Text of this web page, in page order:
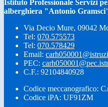
Istituto Professionale Servizi
alberghiera "Antonio
Via Decio Mure, 09042
Tel: 070.575573
Tel: 070.578429
Email:
PEC:
C.F.: 92104840928
Codice meccanografico:
Codice iPA: UF91ZM